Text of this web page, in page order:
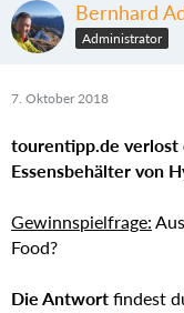
Bernhard
Administrator
7. Oktober 2018
tourentipp.de verlost
Essensbehälter von
Gewinnspielfrage:
Food?
Die Antwort findest